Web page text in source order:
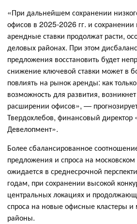
«При дальнейшем сохранении
офисов в 2025-2026 гг. и сохранении
арендные ставки продолжат расти,
деловых районах. При этом
предложения восстановить будет
снижение ключевой ставки может в
повлиять на рынок аренды: как
возможность для развития,
расширении офисов», —
Твердохлебов, финансовый директор
Девелопмент».
Более сбалансированное
предложения и спроса на
ожидается в среднесрочной
годам, при сохранении высокой
центральных локациях и
спроса на новые офисные кластеры
районы.